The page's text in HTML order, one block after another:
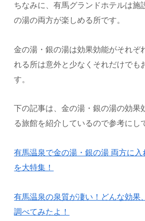
ちなみに、有馬グランドホテルは施
の湯の両方が楽しめる所です。
金の湯・銀の湯は効果効能がそれぞ
れる所は意外と少なくそれだけでも
す。
下の記事は、金の湯・銀の湯の効果
る旅館を紹介しているので参考にし
有馬温泉で金の湯・銀の湯 両方に
を大特集！
有馬温泉の泉質が凄い！どんな効果
調べてみたよ！